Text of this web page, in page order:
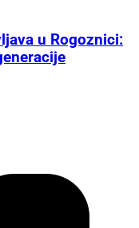
u Rogoznici: